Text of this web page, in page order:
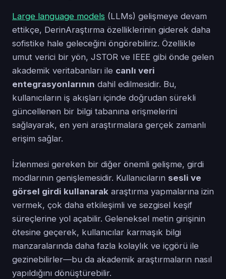
Large language models (LLMs) gelişmeye devam
ettikçe, DerinAraştırma özelliklerinin giderek daha
sofistike hale geleceğini öngörebiliriz. Özellikle
umut verici bir yön, JSTOR ve IEEE gibi önde gelen
akademik veritabanları ile canlı veri
entegrasyonlarının dahil edilmesidir. Bu,
kullanıcıların iş akışları içinde doğrudan sürekli
güncellenen bir bilgi tabanına erişmelerini
sağlayarak, en yeni araştırmalara gerçek zamanlı
erişim sağlar.
İzlenmesi gereken bir diğer önemli gelişme, girdi
modlarının genişlemesidir. Kullanıcıların sesli ve
görsel girdi kullanarak araştırma yapmalarına izin
vermek, çok daha etkileşimli ve sezgisel keşif
süreçlerine yol açabilir. Geleneksel metin girişinin
ötesine geçerek, kullanıcılar karmaşık bilgi
manzaralarında daha fazla kolaylık ve içgörü ile
gezinebilirler—bu da akademik araştırmaların nasıl
yapıldığını dönüştürebilir.